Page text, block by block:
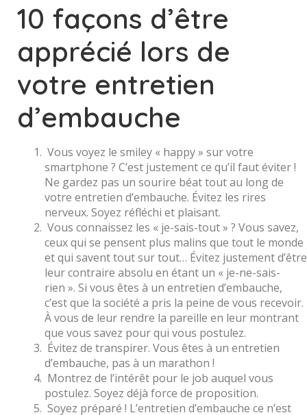
10 façons d’être
apprécié lors de
votre entretien
d’embauche
Vous voyez le smiley « happy » sur votre
smartphone ? C’est justement ce qu’il faut éviter !
Ne gardez pas un sourire béat tout au long de
votre entretien d’embauche. Évitez les rires
nerveux. Soyez réfléchi et plaisant.
Vous connaissez les « je-sais-tout » ? Vous savez,
ceux qui se pensent plus malins que tout le monde
et qui savent tout sur tout… Évitez justement d’être
leur contraire absolu en étant un « je-ne-sais-
rien ». Si vous êtes à un entretien d’embauche,
c’est que la société a pris la peine de vous recevoir.
À vous de leur rendre la pareille en leur montrant
que vous savez pour qui vous postulez.
Évitez de transpirer. Vous êtes à un entretien
d’embauche, pas à un marathon !
Montrez de l’intérêt pour le job auquel vous
postulez. Soyez déjà force de proposition.
Soyez préparé ! L’entretien d’embauche ce n’est